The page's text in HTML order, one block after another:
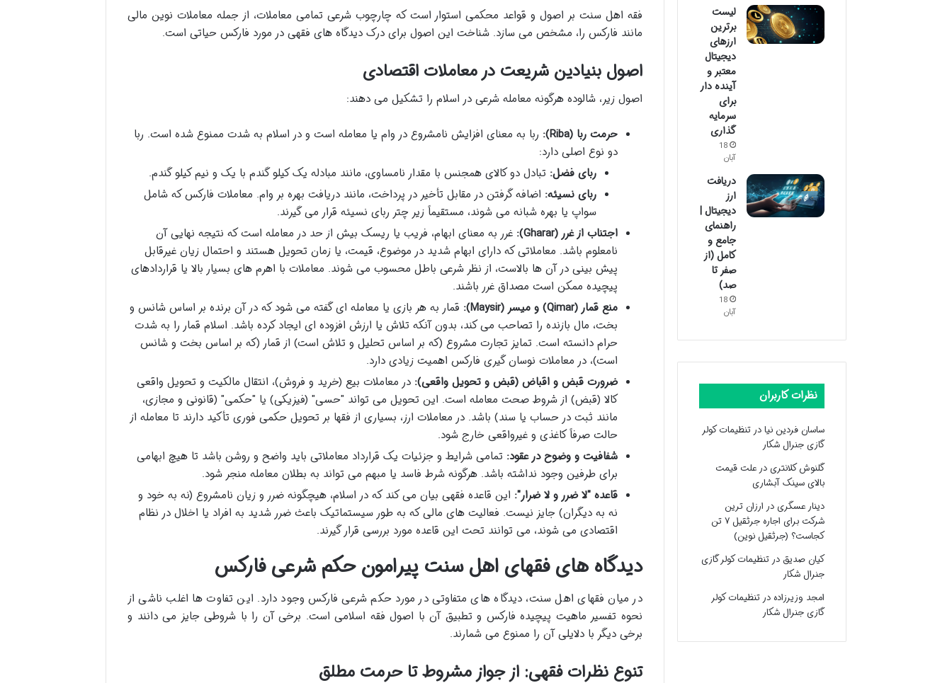
فقه اهل سنت بر اصول و قواعد محکمی استوار است که چارچوب شرعی تمامی معاملات، از جمله معاملات نوین مالی
مانند فارکس را، مشخص می سازد. شناخت این اصول برای درک دیدگاه های فقهی در مورد فارکس حیاتی است.
اصول بنیادین شریعت در معاملات اقتصادی
اصول زیر، شالوده هرگونه معامله شرعی در اسلام را تشکیل می دهند:
حرمت ربا (Riba):
ربا به معنای افزایش نامشروع در وام یا معامله است و در اسلام به شدت ممنوع شده است. ربا
دو نوع اصلی دارد:
ربای فضل: تبادل دو کالای همجنس با مقدار نامساوی، مانند مبادله یک کیلو گندم با یک و نیم کیلو گندم.
ربای نسیئه: اضافه گرفتن در مقابل تأخیر در پرداخت، مانند دریافت بهره بر وام. معاملات فارکس که شامل
سواپ یا بهره شبانه می شوند، مستقیماً زیر چتر ربای نسیئه قرار می گیرند.
اجتناب از غرر (Gharar):
غرر به معنای ابهام، فریب یا ریسک بیش از حد در معامله است که نتیجه نهایی آن
نامعلوم باشد. معاملاتی که دارای ابهام شدید در موضوع، قیمت، یا زمان تحویل هستند و احتمال زیان غیرقابل
پیش بینی در آن ها بالاست، از نظر شرعی باطل محسوب می شوند. معاملات با اهرم های بسیار بالا یا قراردادهای
پیچیده ممکن است مصداق غرر باشند.
منع قمار (Qimar) و میسر (Maysir):
قمار به هر بازی یا معامله ای گفته می شود که در آن برنده بر اساس شانس و
بخت، مال بازنده را تصاحب می کند، بدون آنکه تلاش یا ارزش افزوده ای ایجاد کرده باشد. اسلام قمار را به شدت
حرام دانسته است. تمایز تجارت مشروع (که بر اساس تحلیل و تلاش است) از قمار (که بر اساس بخت و شانس
است)، در معاملات نوسان گیری فارکس اهمیت زیادی دارد.
ضرورت قبض و اقباض (قبض و تحویل واقعی): در معاملات بیع (خرید و فروش)، انتقال مالکیت و تحویل واقعی
کالا (قبض) از شروط صحت معامله است. این تحویل می تواند "حسی" (فیزیکی) یا "حکمی" (قانونی و مجازی،
مانند ثبت در حساب یا سند) باشد. در معاملات ارز، بسیاری از فقها بر تحویل حکمی فوری تأکید دارند تا معامله از
حالت صرفاً کاغذی و غیرواقعی خارج شود.
شفافیت و وضوح در عقود: تمامی شرایط و جزئیات یک قرارداد معاملاتی باید واضح و روشن باشد تا هیچ ابهامی
برای طرفین وجود نداشته باشد. هرگونه شرط فاسد یا مبهم می تواند به بطلان معامله منجر شود.
قاعده "لا ضرر و لا ضرار": این قاعده فقهی بیان می کند که در اسلام، هیچگونه ضرر و زیان نامشروع (نه به خود و
نه به دیگران) جایز نیست. فعالیت های مالی که به طور سیستماتیک باعث ضرر شدید به افراد یا اخلال در نظام
اقتصادی می شوند، می توانند تحت این قاعده مورد بررسی قرار گیرند.
دیدگاه های فقهای اهل سنت پیرامون حکم شرعی فارکس
در میان فقهای اهل سنت، دیدگاه های متفاوتی در مورد حکم شرعی فارکس وجود دارد. این تفاوت ها اغلب ناشی از
نحوه تفسیر ماهیت پیچیده فارکس و تطبیق آن با اصول فقه اسلامی است. برخی آن را با شروطی جایز می دانند و
برخی دیگر با دلایلی آن را ممنوع می شمارند.
تنوع نظرات فقهی: از جواز مشروط تا حرمت مطلق
لیست
برترین
ارزهای
دیجیتال
معتبر و
آینده دار
برای
سرمایه
گذاری
18
آبان
دریافت
ارز
دیجیتال |
راهنمای
جامع و
کامل (از
صفر تا
صد)
18
آبان
نظرات کاربران
ساسان فردین نیادرتنظیمات کولر
گازی جنرال شکار
گلنوش کلانتریدرعلت قیمت
بالای سینک آبشاری
دینار عسگریدر ارزان ترین
شرکت برای اجاره جرثقیل ۷ تن
کجاست؟ (جرثقیل نوین)
کیان صدیق درتنظیمات کولر گازی
جنرال شکار
امجد وزیرزاده درتنظیمات کولر
گازی جنرال شکار